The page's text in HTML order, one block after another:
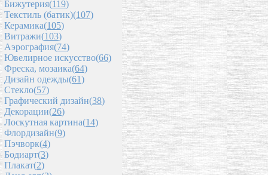
Бижутерия(119)
Текстиль (батик)(107)
Керамика(105)
Витражи(103)
Аэрография(74)
Ювелирное искусство(66)
Фреска, мозаика(64)
Дизайн одежды(61)
Стекло(57)
Графический дизайн(38)
Декорации(26)
Лоскутная картина(14)
Флордизайн(9)
Пэчворк(4)
Бодиарт(3)
Плакат(2)